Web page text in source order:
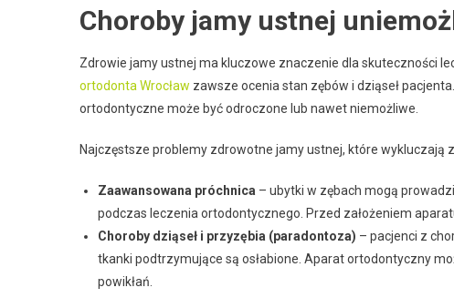
Choroby jamy ustnej
Zdrowie jamy ustnej ma kluczowe znaczenie dla skuteczności
ortodonta Wrocław zawsze ocenia stan zębów i dziąseł
ortodontyczne może być odroczone lub nawet niemożliwe.
Najczęstsze problemy zdrowotne jamy ustnej, które wykluczają
Zaawansowana próchnica – ubytki w zębach mogą
podczas leczenia ortodontycznego. Przed założeniem
Choroby dziąseł i przyzębia (paradontoza) – pacjenci z
tkanki podtrzymujące są osłabione. Aparat ortodontyczny
powikłań.